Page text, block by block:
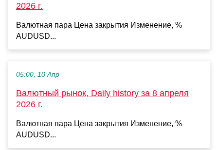
2026 г.
Валютная пара Цена закрытия Изменение, %
AUDUSD...
05:00, 10 Апр
Валютный рынок, Daily history за 8 апреля
2026 г.
Валютная пара Цена закрытия Изменение, %
AUDUSD...